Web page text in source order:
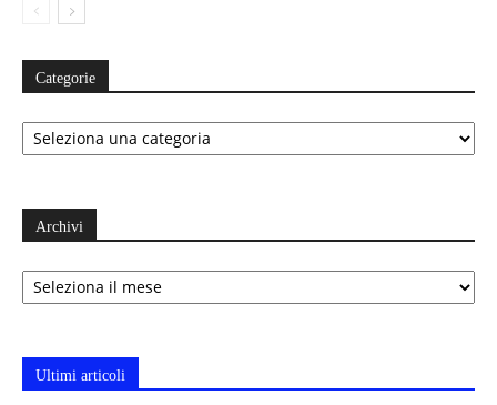
Categorie
Categorie
Archivi
Archivi
Ultimi articoli